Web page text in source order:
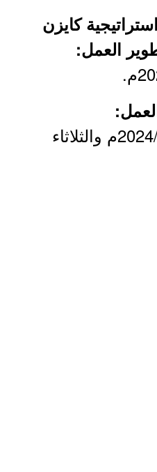
كايزن
العمل:
- يومي الإثنين 2024/02/05م والثلاثاء